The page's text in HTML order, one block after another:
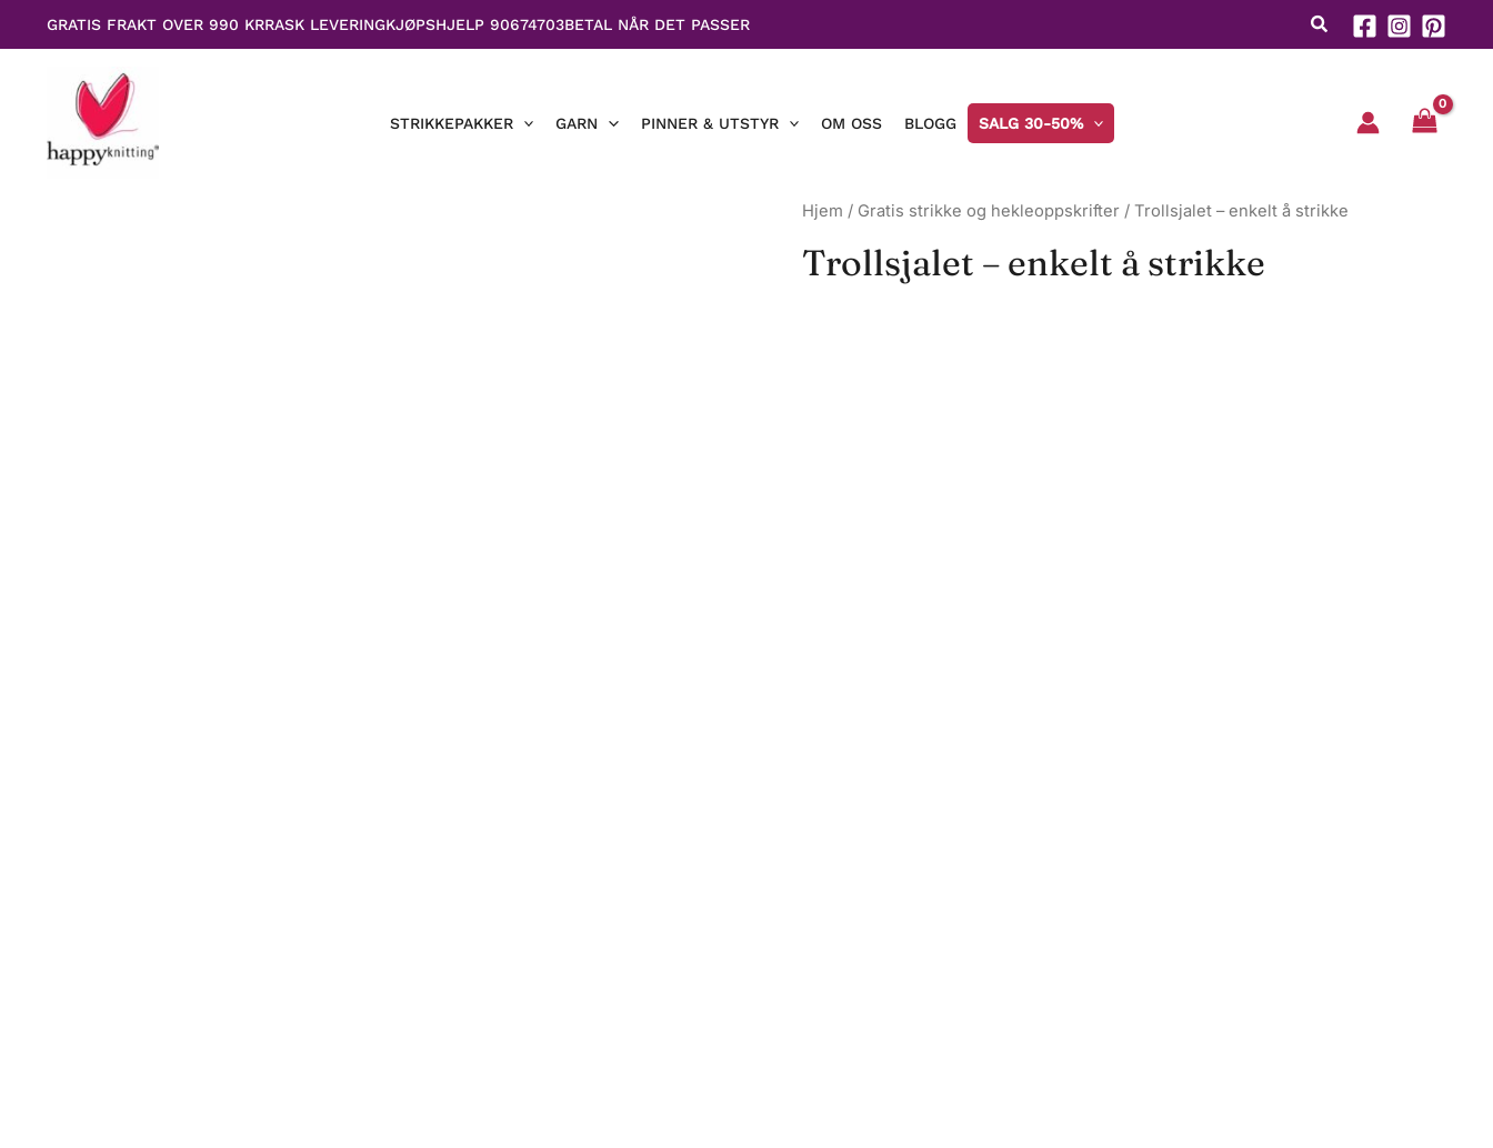
GRATIS FRAKT OVER 990 KRRASK LEVERINGKJØPSHJELP 90674703BETAL NÅR DET PASSER
STRIKKEPAKKER GARN PINNER & UTSTYR OM OSS BLOGG SALG 30-50%
Hjem / Gratis strikke og hekleoppskrifter / Trollsjalet – enkelt å strikke
Trollsjalet – enkelt å strikke